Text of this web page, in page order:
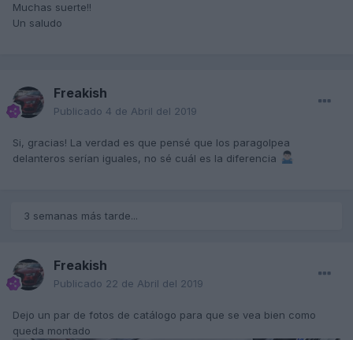
Muchas suerte!!
Un saludo
Freakish
Publicado 4 de Abril del 2019
Si, gracias! La verdad es que pensé que los paragolpea
delanteros serían iguales, no sé cuál es la diferencia
3 semanas más tarde...
Freakish
Publicado 22 de Abril del 2019
Dejo un par de fotos de catálogo para que se vea bien como
queda montado